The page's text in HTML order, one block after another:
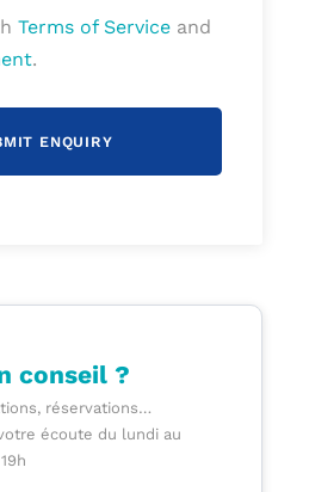
Terms of Service and
.
conseil ?
réservations…
écoute du lundi au
le matin en
les Roches.
du relief à travers les
les explorateurs actifs
des richesses et